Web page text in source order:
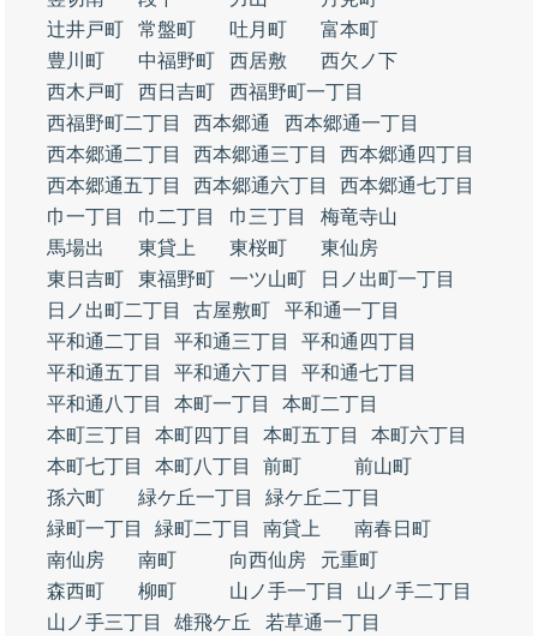
辻井戸町
常盤町 吐月町
富本町
豊川町
中福野町 西居敷
西欠ノ下
西木戸町
西日吉町
西福野町一丁目
西福野町二丁目
西本郷通
西本郷通一丁目
西本郷通二丁目
西本郷通三丁目
西本郷通四丁目
西本郷通五丁目
西本郷通六丁目
西本郷通七丁目
巾一丁目
巾二丁目 巾三丁目
梅竜寺山
馬場出
東貸上 東桜町
東仙房
東日吉町
東福野町 一ツ山町
日ノ出町一丁目
日ノ出町二丁目
古屋敷町
平和通一丁目
平和通二丁目
平和通三丁目
平和通四丁目
平和通五丁目
平和通六丁目
平和通七丁目
平和通八丁目
本町一丁目
本町二丁目
本町三丁目
本町四丁目 本町五丁目
本町六丁目
本町七丁目
本町八丁目 前町
前山町
孫六町
緑ケ丘一丁目
緑ケ丘二丁目
緑町一丁目
緑町二丁目 南貸上
南春日町
南仙房
南町 向西仙房
元重町
森西町
柳町 山ノ手一丁目
山ノ手二丁目
山ノ手三丁目
雄飛ケ丘
若草通一丁目